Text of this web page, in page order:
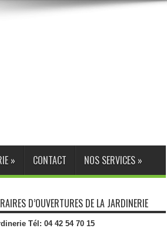
» CONTACT NOS SERVICES »
D’OUVERTURES DE LA JARDINERIE
Tél: 04 42 54 70 15